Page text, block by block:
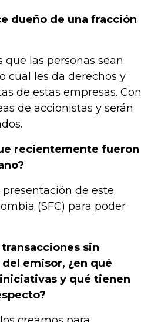
dueño de una fracción
las personas sean
cual les da derechos y
de estas empresas. Con
de accionistas y serán
recientemente fueron
de este
(SFC) para poder
sin
emisor, ¿en qué
y qué tienen